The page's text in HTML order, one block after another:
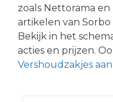
zoals Nettorama
artikelen van Sorbo
Bekijk in het
acties en prijzen.
Vershoudzakjes